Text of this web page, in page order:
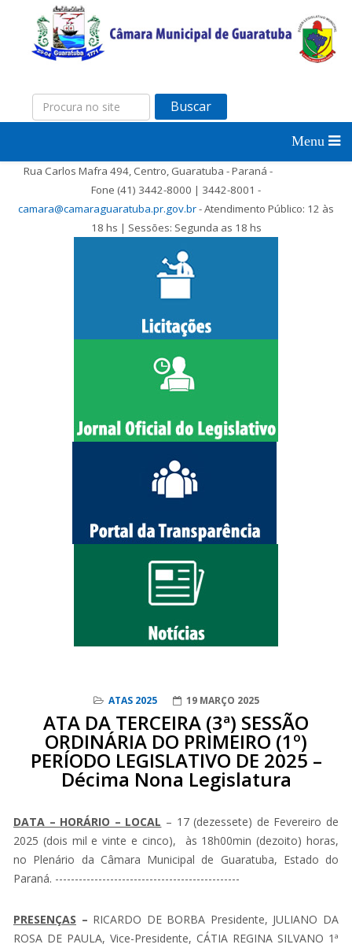
Buscar
Rua Carlos Mafra 494, Centro, Guaratuba - Paraná -
Fone (41) 3442-8000 | 3442-8001 -
camara@camaraguaratuba.pr.gov.br- Atendimento Público: 12 às
18 hs | Sessões: Segunda as 18 hs
ATAS 2025 19 MARÇO 2025
ATA DA TERCEIRA (3ª) SESSÃO
ORDINÁRIA DO PRIMEIRO (1º)
PERÍODO LEGISLATIVO DE 2025 –
Décima Nona Legislatura
DATA – HORÁRIO – LOCAL – 17 (dezessete) de Fevereiro de
2025 (dois mil e vinte e cinco), às 18h00min (dezoito) horas,
no Plenário da Câmara Municipal de Guaratuba, Estado do
Paraná. -----------------------------------------------
PRESENÇAS – RICARDO DE BORBA Presidente, JULIANO DA
ROSA DE PAULA, Vice-Presidente, CÁTIA REGINA SILVANO 1ª